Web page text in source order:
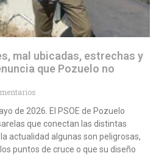
mal ubicadas, estrechas y
que Pozuelo no
de 2026. El PSOE de Pozuelo
que conectan las distintas
actualidad algunas son peligrosas,
puntos de cruce o que su diseño